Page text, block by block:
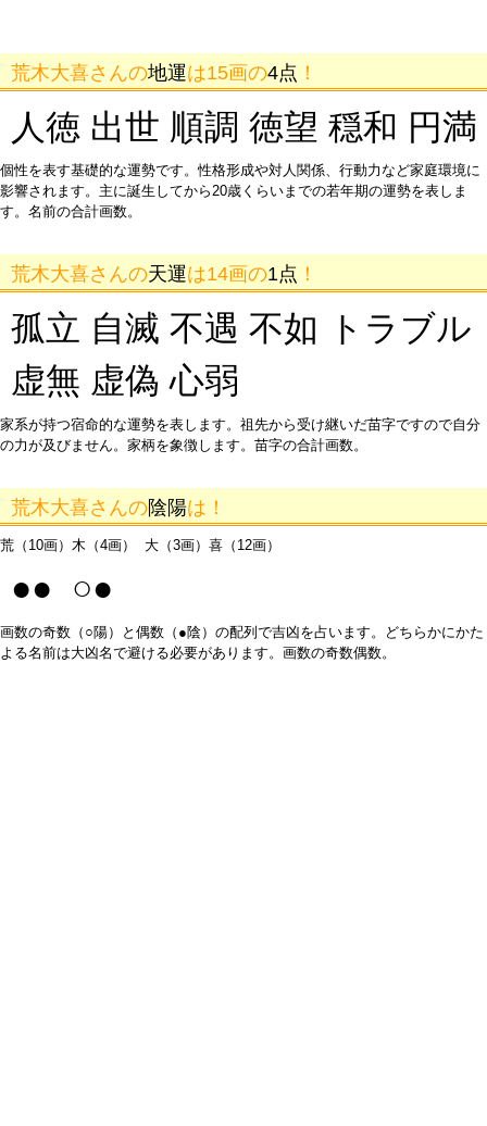
荒木大喜さんの地運は15画の4点 ！
人徳 出世 順調 徳望 穏和 円満
個性を表す基礎的な運勢です。性格形成や対人関係、行動力など家庭環境に
影響されます。主に誕生してから20歳くらいまでの若年期の運勢を表しま
す。名前の合計画数。
荒木大喜さんの天運は14画の1点 ！
孤立 自滅 不遇 不如 トラブル
虚無 虚偽 心弱
家系が持つ宿命的な運勢を表します。祖先から受け継いだ苗字ですので自分
の力が及びません。家柄を象徴します。苗字の合計画数。
荒木大喜さんの陰陽は！
荒（10画）木（4画） 大（3画）喜（12画）
●● ○●
画数の奇数（○陽）と偶数（●陰）の配列で吉凶を占います。どちらかにかた
よる名前は大凶名で避ける必要があります。画数の奇数偶数。